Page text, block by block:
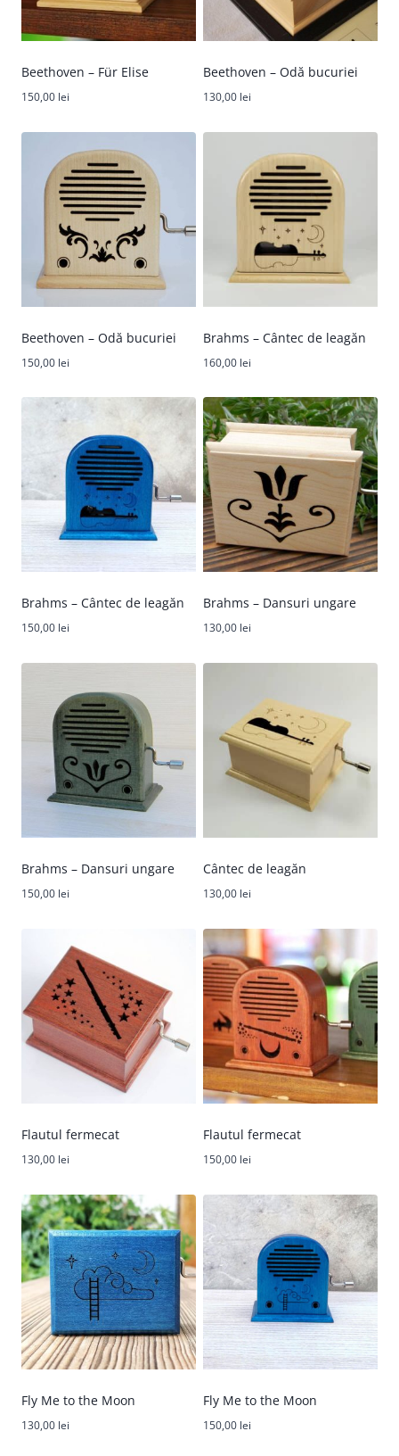
Beethoven – Für Elise
150,00 lei
Beethoven – Odă bucuriei
130,00 lei
Beethoven – Odă bucuriei
150,00 lei
Brahms – Cântec de leagăn
160,00 lei
Brahms – Cântec de leagăn
150,00 lei
Brahms – Dansuri ungare
130,00 lei
Brahms – Dansuri ungare
150,00 lei
Cântec de leagăn
130,00 lei
Flautul fermecat
130,00 lei
Flautul fermecat
150,00 lei
Fly Me to the Moon
130,00 lei
Fly Me to the Moon
150,00 lei